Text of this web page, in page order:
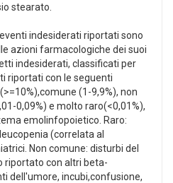
stearato.
indesiderati riportati sono
azioni farmacologiche dei suoi
indesiderati, classificati per
riportati con le seguenti
(1-9,9%), non
0,09%) e molto raro(<0,01%),
emolinfopoietico. Raro:
(correlata al
Non comune: disturbi del
riportato con altri beta-
dell'umore, incubi,confusione,